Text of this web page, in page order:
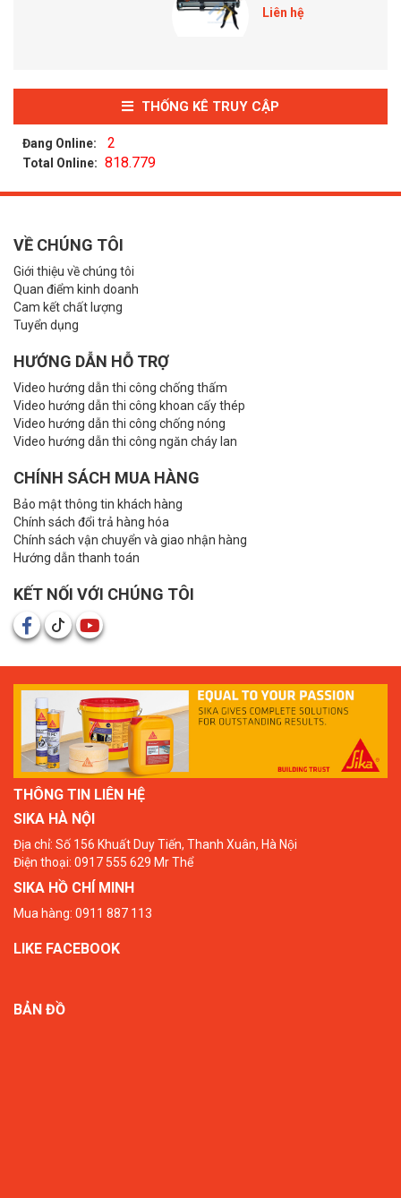
Liên hệ
THỐNG KÊ TRUY CẬP
Đang Online: 2
Total Online: 818.779
VỀ CHÚNG TÔI
Giới thiệu về chúng tôi
Quan điểm kinh doanh
Cam kết chất lượng
Tuyển dụng
HƯỚNG DẪN HỖ TRỢ
Video hướng dẫn thi công chống thấm
Video hướng dẫn thi công khoan cấy thép
Video hướng dẫn thi công chống nóng
Video hướng dẫn thi công ngăn cháy lan
CHÍNH SÁCH MUA HÀNG
Bảo mật thông tin khách hàng
Chính sách đổi trả hàng hóa
Chính sách vận chuyển và giao nhận hàng
Hướng dẫn thanh toán
KẾT NỐI VỚI CHÚNG TÔI
THÔNG TIN LIÊN HỆ
SIKA HÀ NỘI
Địa chỉ: Số 156 Khuất Duy Tiến, Thanh Xuân, Hà Nội
Điện thoại: 0917 555 629 Mr Thể
SIKA HỒ CHÍ MINH
Mua hàng: 0911 887 113
LIKE FACEBOOK
BẢN ĐỒ